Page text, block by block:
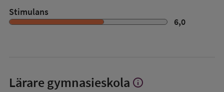
Stimulans
6,0
Lärare gymnasieskola Visa
info